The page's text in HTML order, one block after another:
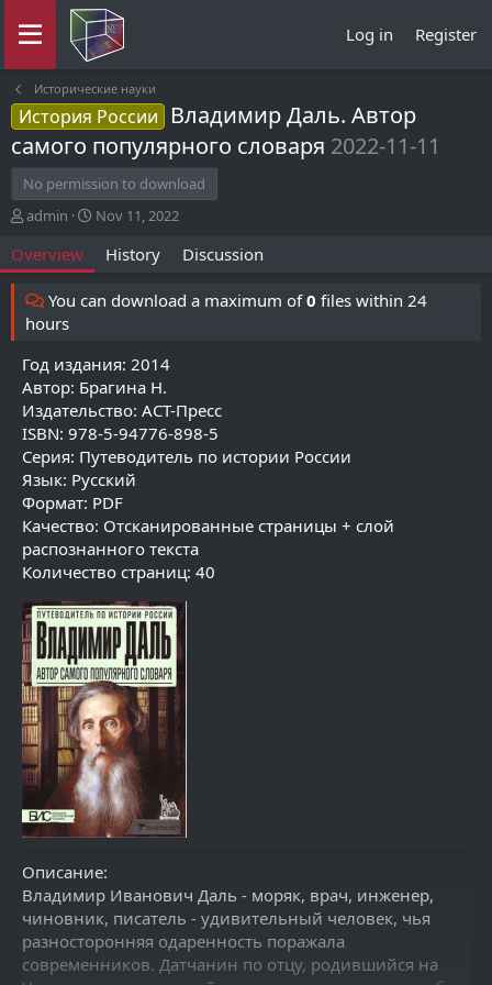
Log in Register
Исторические науки
История России
Владимир Даль. Автор
самого популярного словаря 2022-11-11
No permission to download
A
t
h
o
r
admin
C
t
d
a
t
e
Nov 11, 2022
Overview History Discussion
You can download a maximum of0 files within 24
hours
Год издания: 2014
Автор: Брагина Н.
Издательство: АСТ-Пресс
ISBN: 978-5-94776-898-5
Серия: Путеводитель по истории России
Язык: Русский
Формат: PDF
Качество: Отсканированные страницы + слой
распознанного текста
Количество страниц: 40
Описание:
Владимир Иванович Даль - моряк, врач, инженер,
чиновник, писатель - удивительный человек, чья
разносторонняя одаренность поражала
современников. Датчанин по отцу, родившийся на